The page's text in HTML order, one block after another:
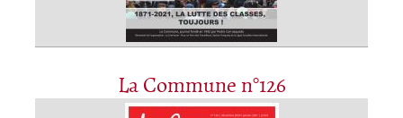
La Commune n°126